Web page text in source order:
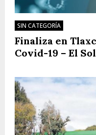
SIN CATEGORÍA
Finaliza en
Covid-19 – El